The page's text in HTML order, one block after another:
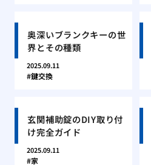
奥深いブランクキーの世
界とその種類
2025.09.11
鍵交換
玄関補助錠のDIY取り付
け完全ガイド
2025.09.11
家